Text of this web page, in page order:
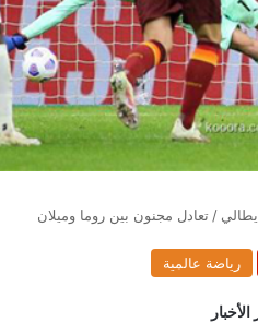
/ تعادل مجنون بين روما وميلان
رياضة عالمية